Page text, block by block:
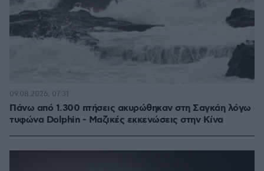
Πάνω από 1.300 πτήσεις ακυρώθηκαν στη Σαγκάη λόγω
τυφώνα Dolphin - Μαζικές εκκενώσεις στην Κίνα
09.08.2026, 07:31